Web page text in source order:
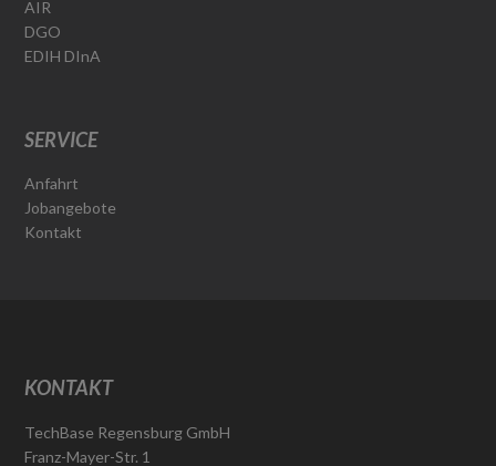
AIR
DGO
EDIH DInA
SERVICE
Anfahrt
Jobangebote
Kontakt
KONTAKT
TechBase Regensburg GmbH
Franz-Mayer-Str. 1